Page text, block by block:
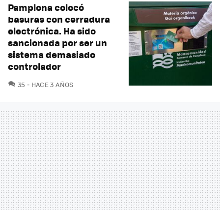
Pamplona colocó
basuras con cerradura
electrónica. Ha sido
sancionada por ser un
sistema demasiado
controlador
35 COMENTARIOS
HACE 3 AÑOS